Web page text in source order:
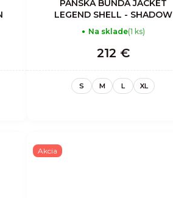
PÁNSKA BUNDA JACKET
LEGEND SHELL - SHADOW
Na sklade(1 ks)
212 €
S M L XL
Akcia